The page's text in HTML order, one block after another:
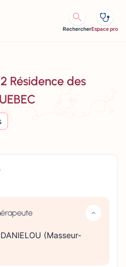
RechercherEspace pro
Résidence des
(Masseur-